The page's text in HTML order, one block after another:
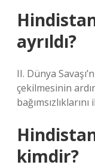
ayrıldı?
II. Dünya
çekilmesinin
kimdir?